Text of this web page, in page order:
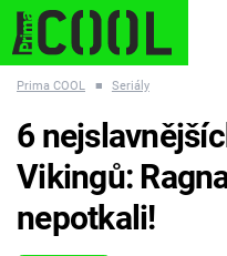
ESCAPE PLNEJ KOTEL
Prima COOL ■ Seriály
6
Vikingů:
nepotkali!